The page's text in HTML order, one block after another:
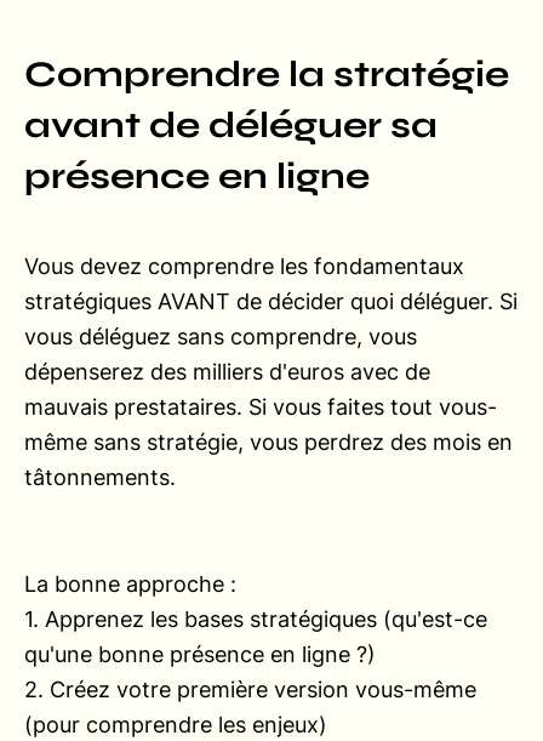
Comprendre la stratégie
avant de déléguer sa
présence en ligne
Vous devez comprendre les fondamentaux
stratégiques AVANT de décider quoi déléguer. Si
vous déléguez sans comprendre, vous
dépenserez des milliers d'euros avec de
mauvais prestataires. Si vous faites tout vous-
même sans stratégie, vous perdrez des mois en
tâtonnements.
La bonne approche :
1. Apprenez les bases stratégiques (qu'est-ce
qu'une bonne présence en ligne ?)
2. Créez votre première version vous-même
(pour comprendre les enjeux)